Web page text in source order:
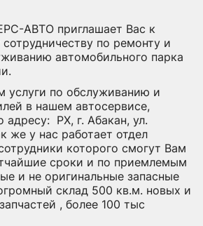
АВТО приглашает Вас к
по ремонту и
автомобильного парка
услуги по обслуживанию и
в нашем автосервисе,
РХ, г. Абакан, ул.
же у нас работает отдел
которого смогут Вам
сроки и по приемлемым
и не оригинальные запасные
склад 500 кв.м. новых и
, более 100 тыс